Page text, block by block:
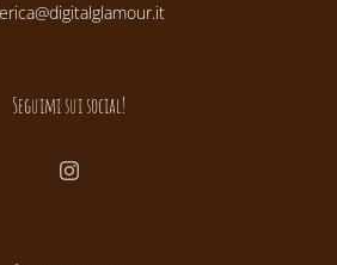
Seguimi sui social!